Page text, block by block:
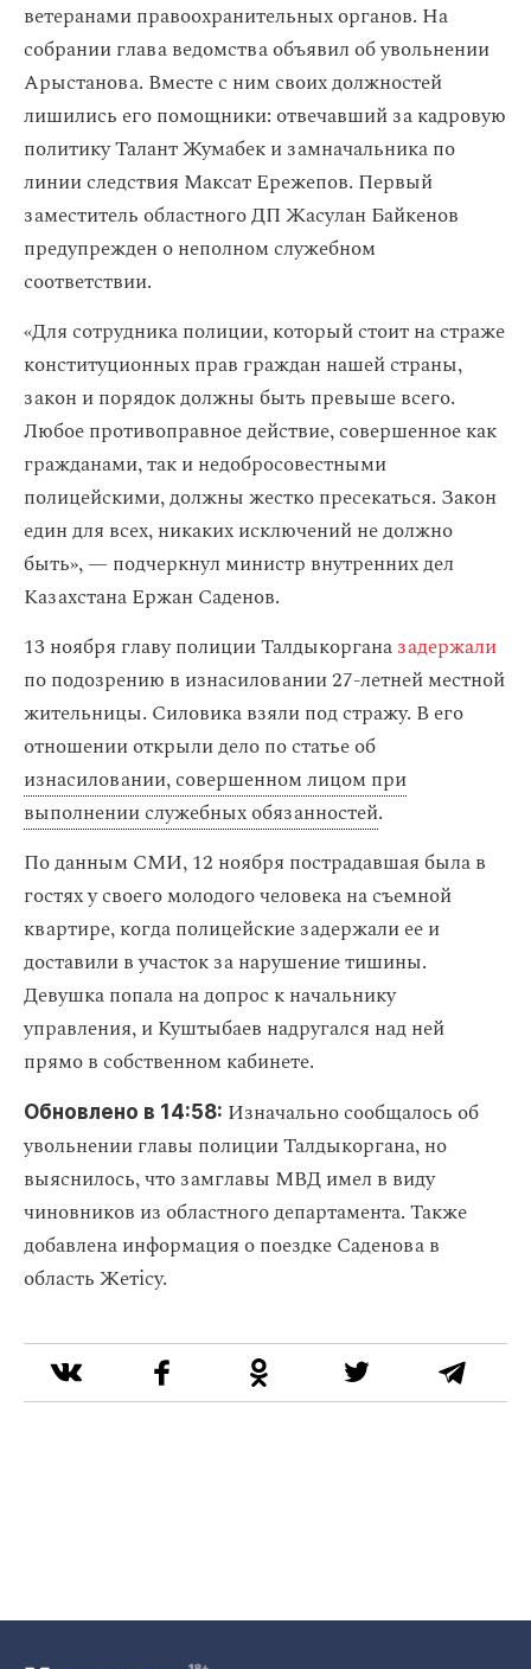
ветеранами правоохранительных органов. На
собрании глава ведомства объявил об увольнении
Арыстанова. Вместе с ним своих должностей
лишились его помощники: отвечавший за кадровую
политику Талант Жумабек и замначальника по
линии следствия Максат Ережепов. Первый
заместитель областного ДП Жасулан Байкенов
предупрежден о неполном служебном
соответствии.
«Для сотрудника полиции, который стоит на страже
конституционных прав граждан нашей страны,
закон и порядок должны быть превыше всего.
Любое противоправное действие, совершенное как
гражданами, так и недобросовестными
полицейскими, должны жестко пресекаться. Закон
един для всех, никаких исключений не должно
быть», — подчеркнул министр внутренних дел
Казахстана Ержан Саденов.
13 ноября главу полиции Талдыкорганазадержали
по подозрению в изнасиловании 27-летней местной
жительницы. Силовика взяли под стражу. В его
отношении открыли дело по статье об
изнасиловании, совершенном лицом при
выполнении служебных обязанностей.
По данным СМИ, 12 ноября пострадавшая была в
гостях у своего молодого человека на съемной
квартире, когда полицейские задержали ее и
доставили в участок за нарушение тишины.
Девушка попала на допрос к начальнику
управления, и Куштыбаев надругался над ней
прямо в собственном кабинете.
Обновлено в 14:58: Изначально сообщалось об
увольнении главы полиции Талдыкоргана, но
выяснилось, что замглавы МВД имел в виду
чиновников из областного департамента. Также
добавлена информация о поездке Саденова в
область Жетісу.